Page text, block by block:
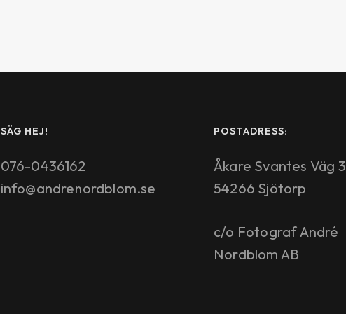
SÄG HEJ!
076-0436162
info@andrenordblom.se
POSTADRESS:
Åkare Svantes Väg 3
54266 Sjötorp
c/o Fotograf André
Nordblom AB